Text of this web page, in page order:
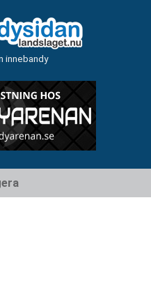
innebandy